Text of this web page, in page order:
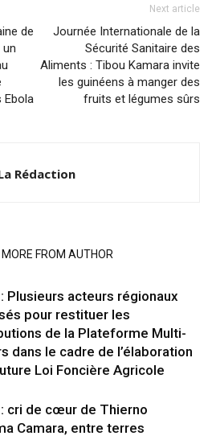
de
Ebola
Next article
Journée Internationale de la
Sécurité Sanitaire des
Aliments : Tibou Kamara invite
les guinéens à manger des
fruits et légumes sûrs
Rédaction
MORE FROM AUTHOR
Plusieurs acteurs régionaux
pour restituer les
de la Plateforme Multi-
dans le cadre de l’élaboration
Loi Foncière Agricole
: cri de cœur de Thierno
Camara, entre terres